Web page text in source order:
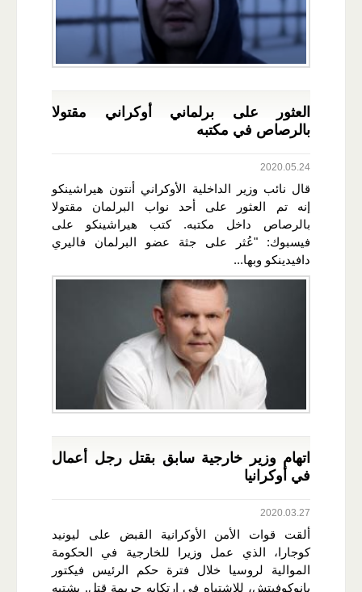
العثور على برلماني أوكراني مقتولا
بالرصاص في مكتبه
2020.05.24
قال نائب وزير الداخلية الأوكراني أنتون هيراشينكو
إنه تم العثور على أحد نواب البرلمان مقتولا
بالرصاص داخل مكتبه. كتب هيراشينكو على
فيسبوك: "عُثر على جثة عضو البرلمان فاليري
دافيدينكو وبها...
اتهام وزير خارجية سابق بقتل رجل أعمال
في أوكرانيا
2020.03.27
ألقت قوات الأمن الأوكرانية القبض على ليونيد
كوجارا، الذي عمل وزيرا للخارجية في الحكومة
الموالية لروسيا خلال فترة حكم الرئيس فيكتور
يانوكوفيتش، للاشتباه في ارتكابه جريمة قتل. يشتبه